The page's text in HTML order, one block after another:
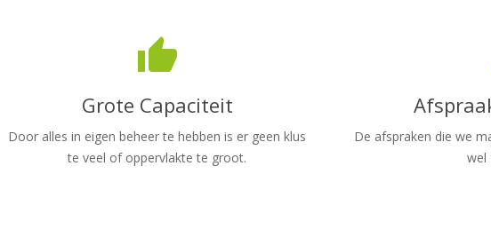
thumb_up
Grote Capaciteit
Door alles in eigen beheer te hebben is er geen klus
te veel of oppervlakte te groot.
De afspraken die we
wel